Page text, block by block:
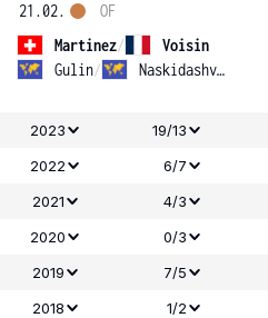
21.02.
Martinez/
Voisin
Gulin/ Naskidashvili
OF
2023 19/13
2022
6/7
2021
4/3
2020 0/3
2019
7/5
2018 1/2